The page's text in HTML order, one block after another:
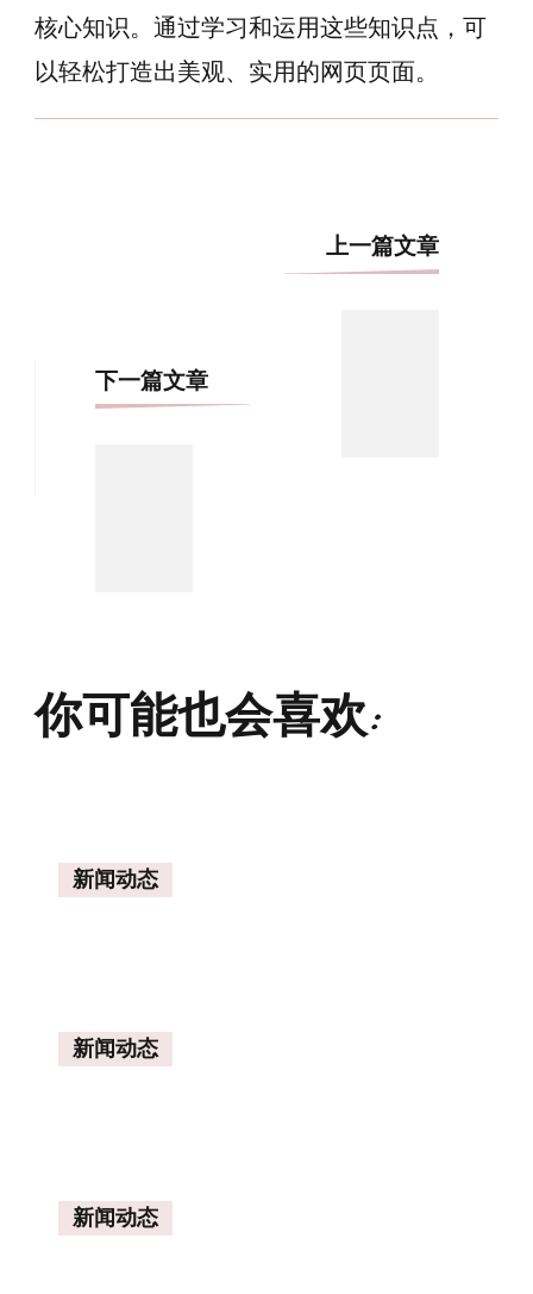
核心知识。通过学习和运用这些知识点，可
以轻松打造出美观、实用的网页页面。
上一篇文章
下一篇文章
你可能也会喜欢:
新闻动态
新闻动态
新闻动态